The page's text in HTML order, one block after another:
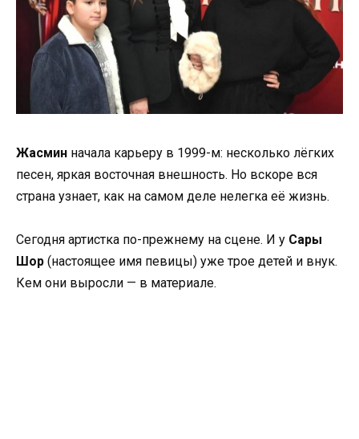
Жасмин начала карьеру в 1999-м: несколько лёгких
песен, яркая восточная внешность. Но вскоре вся
страна узнает, как на самом деле нелегка её жизнь.
Сегодня артистка по-прежнему на сцене. И у Сары
Шор (настоящее имя певицы) уже трое детей и внук.
Кем они выросли — в материале.